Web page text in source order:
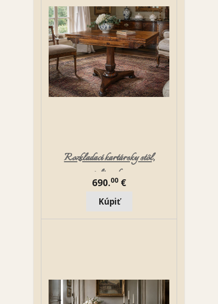
Rozkladací kartársky stôl,
palisander
690.00 €